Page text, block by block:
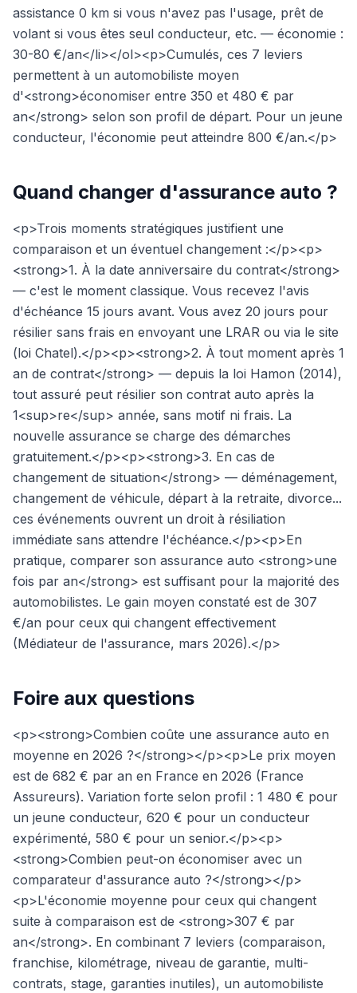
assistance 0 km si vous n'avez pas l'usage, prêt de
volant si vous êtes seul conducteur, etc. — économie :
30-80 €/an</li></ol><p>Cumulés, ces 7 leviers
permettent à un automobiliste moyen
d'<strong>économiser entre 350 et 480 € par
an</strong> selon son profil de départ. Pour un jeune
conducteur, l'économie peut atteindre 800 €/an.</p>
Quand changer d'assurance auto ?
<p>Trois moments stratégiques justifient une
comparaison et un éventuel changement :</p><p>
<strong>1. À la date anniversaire du contrat</strong>
— c'est le moment classique. Vous recevez l'avis
d'échéance 15 jours avant. Vous avez 20 jours pour
résilier sans frais en envoyant une LRAR ou via le site
(loi Chatel).</p><p><strong>2. À tout moment après 1
an de contrat</strong> — depuis la loi Hamon (2014),
tout assuré peut résilier son contrat auto après la
1<sup>re</sup> année, sans motif ni frais. La
nouvelle assurance se charge des démarches
gratuitement.</p><p><strong>3. En cas de
changement de situation</strong> — déménagement,
changement de véhicule, départ à la retraite, divorce...
ces événements ouvrent un droit à résiliation
immédiate sans attendre l'échéance.</p><p>En
pratique, comparer son assurance auto <strong>une
fois par an</strong> est suffisant pour la majorité des
automobilistes. Le gain moyen constaté est de 307
€/an pour ceux qui changent effectivement
(Médiateur de l'assurance, mars 2026).</p>
Foire aux questions
<p><strong>Combien coûte une assurance auto en
moyenne en 2026 ?</strong></p><p>Le prix moyen
est de 682 € par an en France en 2026 (France
Assureurs). Variation forte selon profil : 1 480 € pour
un jeune conducteur, 620 € pour un conducteur
expérimenté, 580 € pour un senior.</p><p>
<strong>Combien peut-on économiser avec un
comparateur d'assurance auto ?</strong></p>
<p>L'économie moyenne pour ceux qui changent
suite à comparaison est de <strong>307 € par
an</strong>. En combinant 7 leviers (comparaison,
franchise, kilométrage, niveau de garantie, multi-
contrats, stage, garanties inutiles), un automobiliste